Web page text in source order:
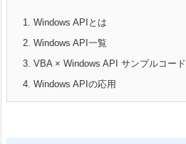
1.
Windows APIとは
2. Windows API一覧
3. VBA × Windows API サンプルコード
4. Windows APIの応用